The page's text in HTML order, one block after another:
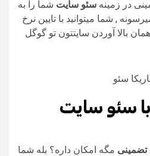
در زمینه سئو سایت شما را به
, شما میتوانید با تایین نرخ
بالا آوردن سایتتون تو گوگل
سئو
سئو سایت
مگه امکان داره؟ بله شما